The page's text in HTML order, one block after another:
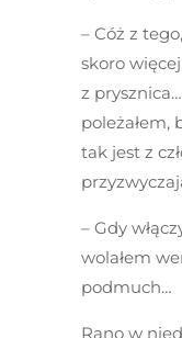
– Cóż z
skoro
z
poleżałem,
tak jest z
– Gdy
wolałem
podmuch…
Rano w